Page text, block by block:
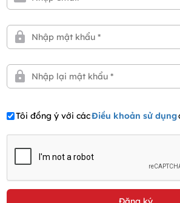
Tôi đồng ý với cácĐiều khoản sử dụng